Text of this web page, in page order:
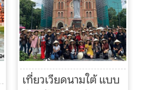
เที่ยวเวียดนามใต้ แบบ